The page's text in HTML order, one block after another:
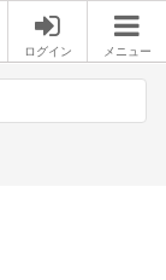
ログイン メニュー